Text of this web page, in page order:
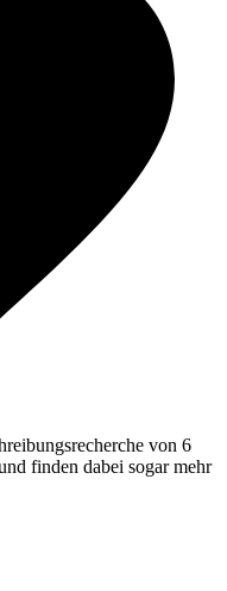
von 6
finden dabei sogar mehr